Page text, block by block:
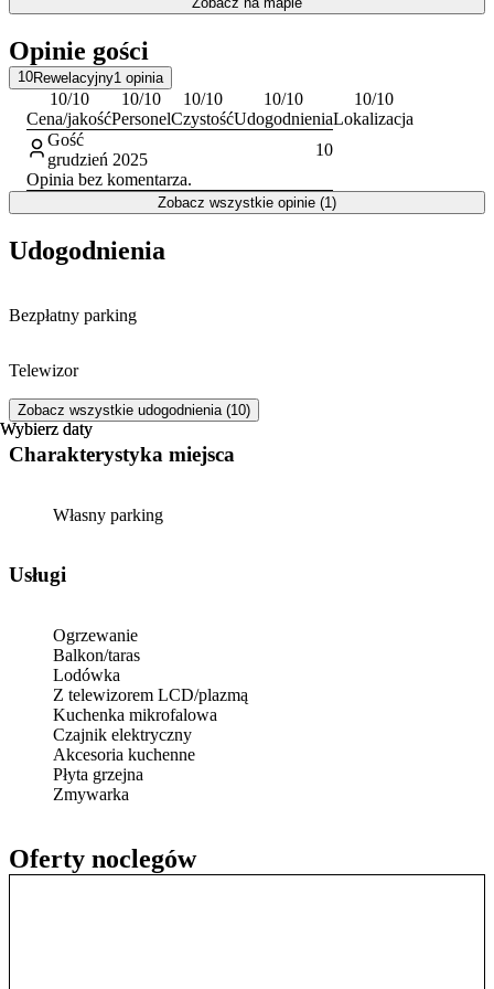
Wodospad oraz Zapora na Łomnicy, popularne cele spacerów.
również łatwo dostępny. Dla miłośników górskich wędrówek
kluczowe znaczenie ma bliskość szlaków turystycznych, w tym tych
prowadzących na Śnieżkę.
Personel obiektu komunikuje się w języku polskim i angielskim.
Opinie gości
10Rewelacyjny1 opinia
10/10
Cena/jakość
10/10
Personel
10/10
Czystość
10/10
Udogodnienia
10/10
Lokalizacja
Gość
grudzień 2025
10
Opinia bez komentarza.
Zobacz wszystkie opinie (1)
Wybierz daty
Oferty noclegów
Wybierz daty
Udogodnienia
Bezpłatny parking
Telewizor
Zobacz wszystkie udogodnienia (10)
Charakterystyka miejsca
Własny parking
Usługi
Ogrzewanie
Balkon/taras
Lodówka
Z telewizorem LCD/plazmą
Kuchenka mikrofalowa
Czajnik elektryczny
Akcesoria kuchenne
Płyta grzejna
Zmywarka